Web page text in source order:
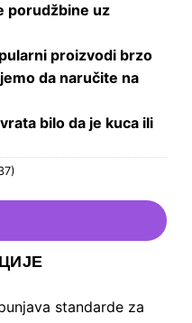
porudžbine uz
proizvodi brzo
da naručite na
bilo da je kuca ili
standarde za